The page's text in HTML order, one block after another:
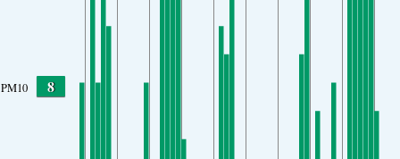
PM10 8